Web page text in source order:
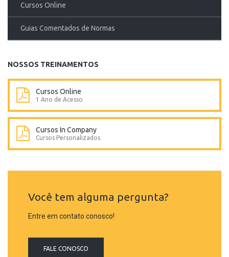
Cursos Online
Guias Comentados de Normas
NOSSOS TREINAMENTOS
Cursos Online
1 Ano de Acesso
Cursos In Company
Cursos Personalizados
Você tem alguma pergunta?
Entre em contato conosco!
FALE CONOSCO